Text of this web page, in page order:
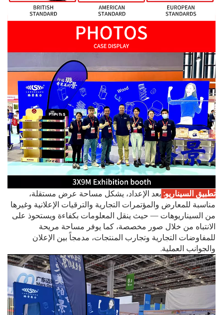
تطبيق السيناريو:بعد الإعداد، يشكل مساحة عرض مستقلة،
مناسبة للمعارض والمؤتمرات التجارية والترقيات الإعلانية وغيرها
من السيناريوهات — حيث ينقل المعلومات بكفاءة ويستحوذ على
الانتباه من خلال صور مخصصة، كما يوفر مساحة مريحة
للمفاوضات التجارية وتجارب المنتجات، مدمجاً بين الإعلان
والجوانب العملية.